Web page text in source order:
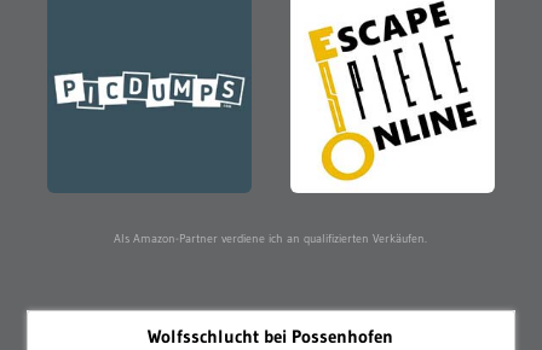
Als Amazon-Partner verdiene ich an qualifizierten Verkäufen.
Wolfsschlucht bei Possenhofen